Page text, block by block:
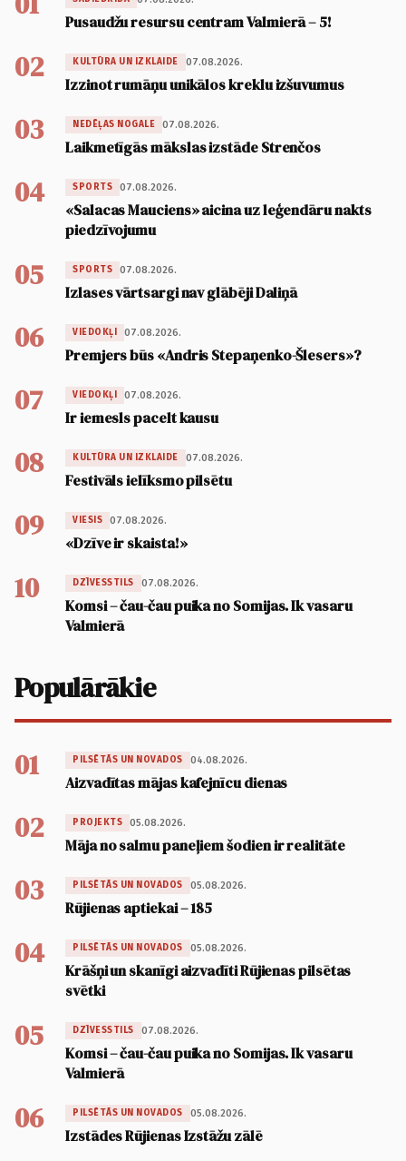
Pusaudžu resursu centram Valmierā – 5!
02 KULTŪRA UN IZKLAIDE 07.08.2026.
Izzinot rumāņu unikālos kreklu izšuvumus
03 NEDĒĻAS NOGALE 07.08.2026.
Laikmetīgās mākslas izstāde Strenčos
04 SPORTS 07.08.2026.
«Salacas Mauciens» aicina uz leģendāru nakts
piedzīvojumu
05 SPORTS 07.08.2026.
Izlases vārtsargi nav glābēji Daliņā
06 VIEDOKĻI 07.08.2026.
Premjers būs «Andris Stepaņenko-Šlesers»?
07 VIEDOKĻI 07.08.2026.
Ir iemesls pacelt kausu
08 KULTŪRA UN IZKLAIDE 07.08.2026.
Festivāls ielīksmo pilsētu
09 VIESIS 07.08.2026.
«Dzīve ir skaista!»
10 DZĪVESSTILS 07.08.2026.
Komsi – čau-čau puika no Somijas. Ik vasaru
Valmierā
Populārākie
01 PILSĒTĀS UN NOVADOS 04.08.2026.
Aizvadītas mājas kafejnīcu dienas
02 PROJEKTS 05.08.2026.
Māja no salmu paneļiem šodien ir realitāte
03 PILSĒTĀS UN NOVADOS 05.08.2026.
Rūjienas aptiekai – 185
04 PILSĒTĀS UN NOVADOS 05.08.2026.
Krāšņi un skanīgi aizvadīti Rūjienas pilsētas
svētki
05 DZĪVESSTILS 07.08.2026.
Komsi – čau-čau puika no Somijas. Ik vasaru
Valmierā
06 PILSĒTĀS UN NOVADOS 05.08.2026.
Izstādes Rūjienas Izstāžu zālē